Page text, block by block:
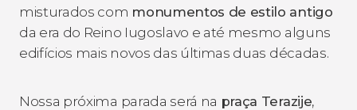
misturados com monumentos de estilo antigo
da era do Reino Iugoslavo e até mesmo alguns
edifícios mais novos das últimas duas décadas.
Nossa próxima parada será na praça Terazije,